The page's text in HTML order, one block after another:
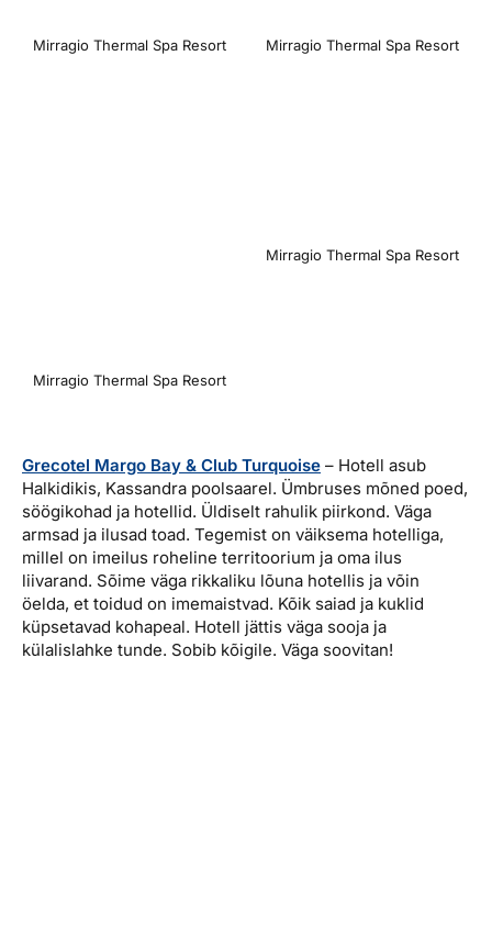
Mirragio Thermal Spa Resort Mirragio Thermal Spa Resort
Mirragio Thermal Spa Resort
Mirragio Thermal Spa Resort
Grecotel Margo Bay & Club Turquoise – Hotell asub
Halkidikis, Kassandra poolsaarel. Ümbruses mõned poed,
söögikohad ja hotellid. Üldiselt rahulik piirkond. Väga
armsad ja ilusad toad. Tegemist on väiksema hotelliga,
millel on imeilus roheline territoorium ja oma ilus
liivarand. Sõime väga rikkaliku lõuna hotellis ja võin
öelda, et toidud on imemaistvad. Kõik saiad ja kuklid
küpsetavad kohapeal. Hotell jättis väga sooja ja
külalislahke tunde. Sobib kõigile. Väga soovitan!